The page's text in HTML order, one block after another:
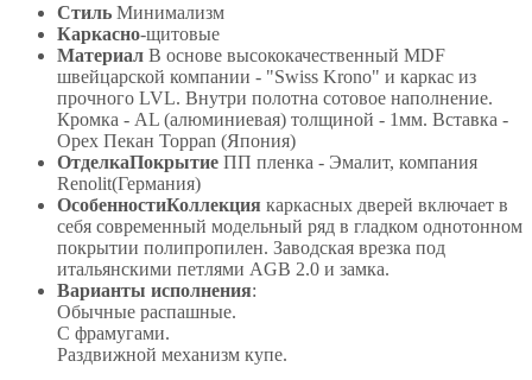
Стиль Минимализм
Каркасно-щитовые
Материал В основе высококачественный MDF
швейцарской компании - "Swiss Krono" и каркас из
прочного LVL. Внутри полотна сотовое наполнение.
Кромка - AL (алюминиевая) толщиной - 1мм. Вставка -
Орех Пекан Toppan (Япония)
ОтделкаПокрытие ПП пленка - Эмалит, компания
Renolit(Германия)
ОсобенностиКоллекция каркасных дверей включает в
себя современный модельный ряд в гладком однотонном
покрытии полипропилен. Заводская врезка под
итальянскими петлями AGB 2.0 и замка.
Варианты исполнения:
Обычные распашные.
С фрамугами.
Раздвижной механизм купе.